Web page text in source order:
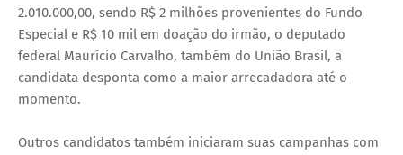
2.010.000,00, sendo R$ 2 milhões provenientes do Fundo
Especial e R$ 10 mil em doação do irmão, o deputado
federal Maurício Carvalho, também do União Brasil, a
candidata desponta como a maior arrecadadora até o
momento.
Outros candidatos também iniciaram suas campanhas com